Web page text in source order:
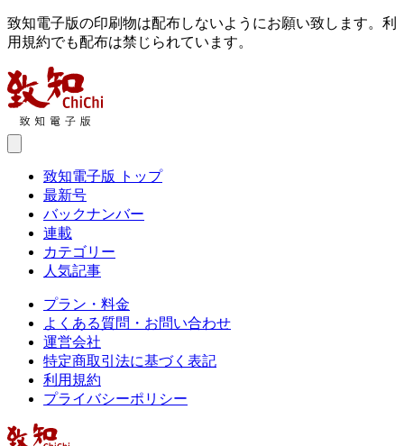
致知電子版の印刷物は配布しないようにお願い致します。利
用規約でも配布は禁じられています。
致知電子版 トップ
最新号
バックナンバー
連載
カテゴリー
人気記事
プラン・料金
よくある質問・お問い合わせ
運営会社
特定商取引法に基づく表記
利用規約
プライバシーポリシー